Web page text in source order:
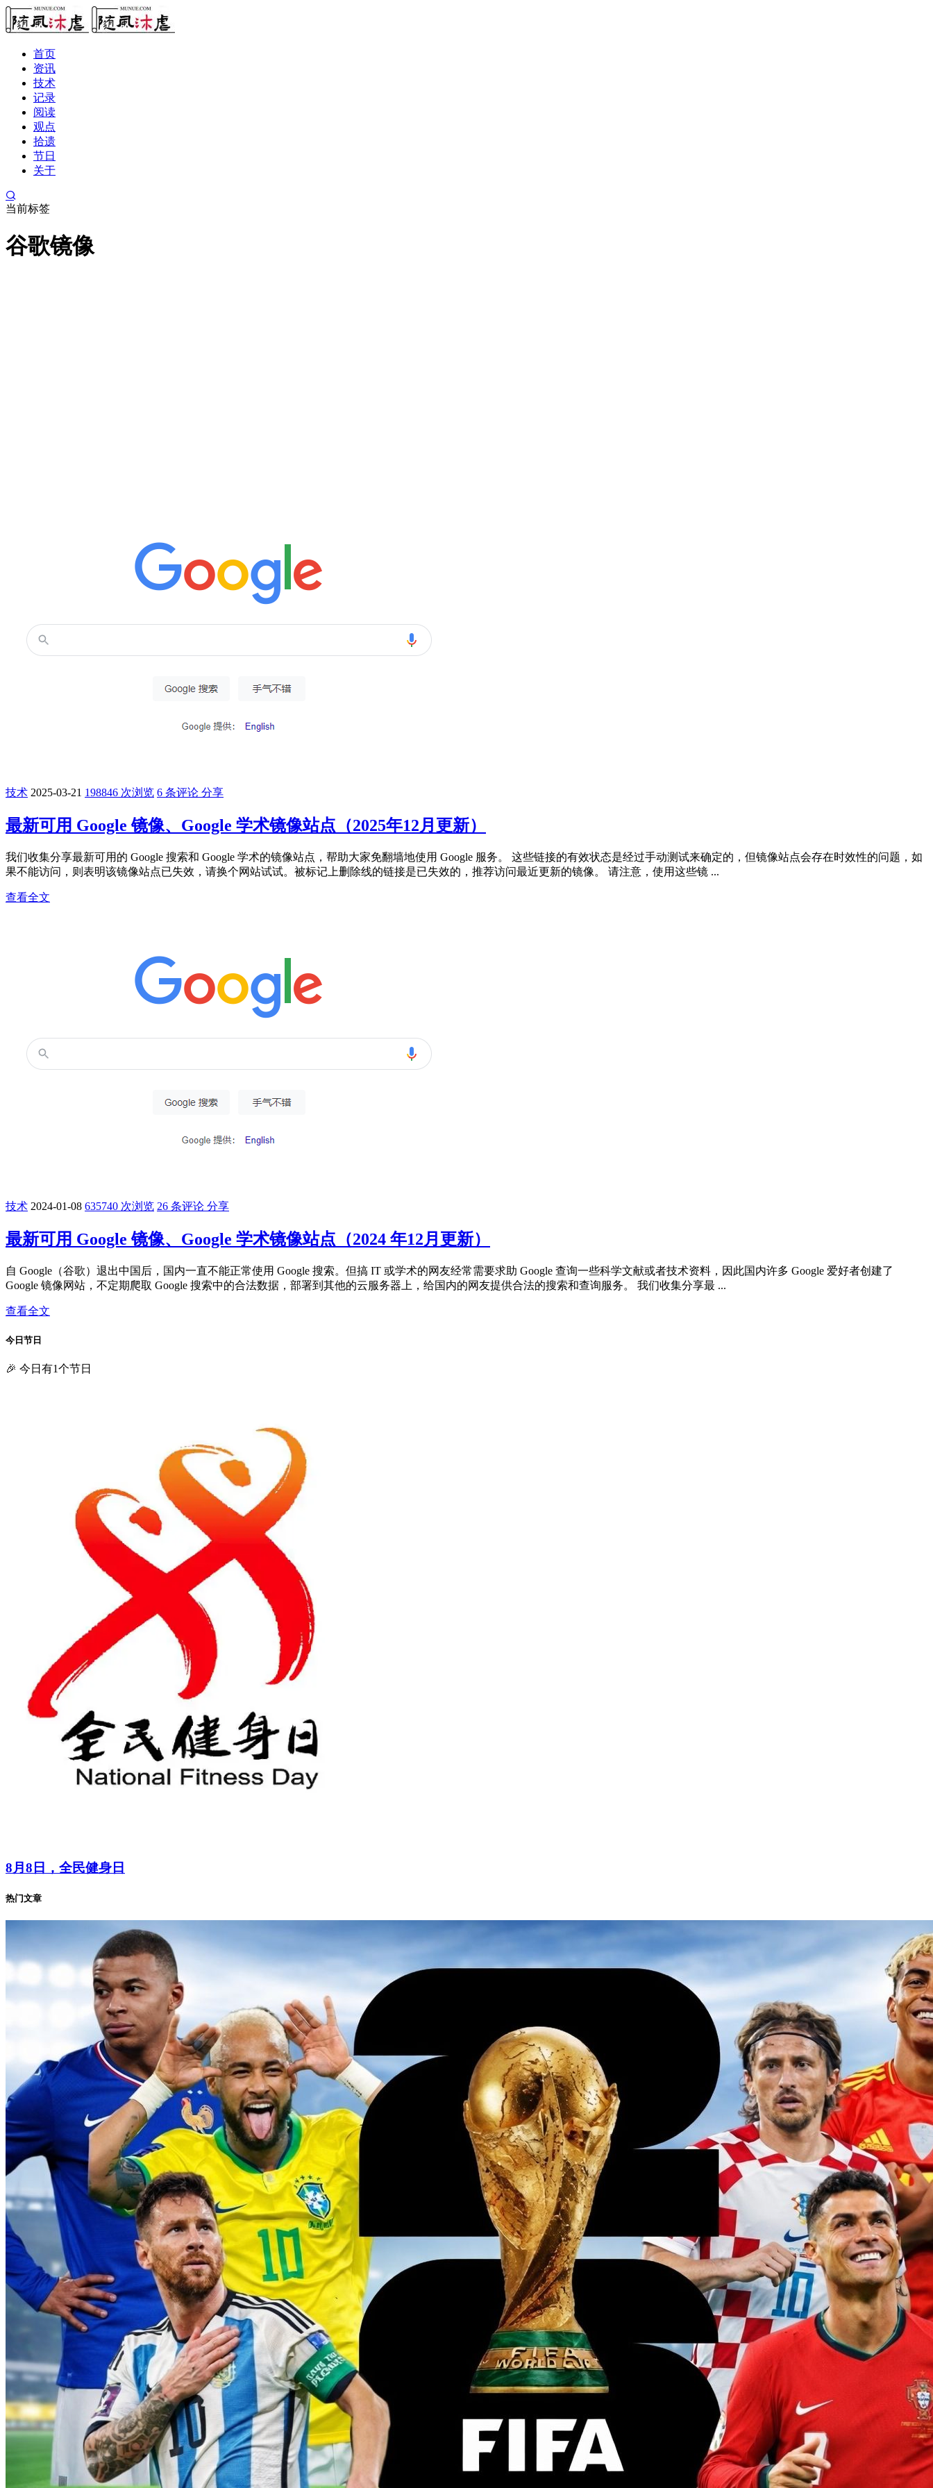
首页
资讯
技术
记录
阅读
观点
拾遗
节日
关于
当前标签
谷歌镜像
技术 2025-03-21 198846 次浏览 6 条评论 分享
最新可用 Google 镜像、Google 学术镜像站点（2025年12月更新）
我们收集分享最新可用的 Google 搜索和 Google 学术的镜像站点，帮助大家免翻墙地使用 Google 服务。 这些链接的有效状态是经过手动测试来确定的，但镜像站点会存在时效性的问题，如
果不能访问，则表明该镜像站点已失效，请换个网站试试。被标记上删除线的链接是已失效的，推荐访问最近更新的镜像。 请注意，使用这些镜 ...
查看全文
技术 2024-01-08 635740 次浏览 26 条评论 分享
最新可用 Google 镜像、Google 学术镜像站点（2024 年12月更新）
自 Google（谷歌）退出中国后，国内一直不能正常使用 Google 搜索。但搞 IT 或学术的网友经常需要求助 Google 查询一些科学文献或者技术资料，因此国内许多 Google 爱好者创建了
Google 镜像网站，不定期爬取 Google 搜索中的合法数据，部署到其他的云服务器上，给国内的网友提供合法的搜索和查询服务。 我们收集分享最 ...
查看全文
今日节日
🎉 今日有1个节日
8月8日，全民健身日
热门文章